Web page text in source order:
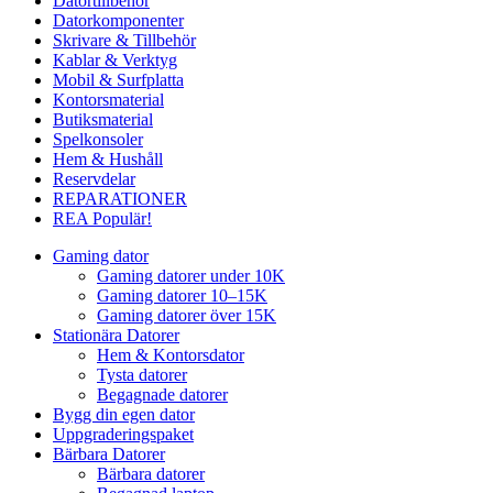
Datorkomponenter
Skrivare & Tillbehör
Kablar & Verktyg
Mobil & Surfplatta
Kontorsmaterial
Butiksmaterial
Spelkonsoler
Hem & Hushåll
Reservdelar
REPARATIONER
REA Populär!
Gaming dator
Gaming datorer under 10K
Gaming datorer 10–15K
Gaming datorer över 15K
Stationära Datorer
Hem & Kontorsdator
Tysta datorer
Begagnade datorer
Bygg din egen dator
Uppgraderingspaket
Bärbara Datorer
Bärbara datorer